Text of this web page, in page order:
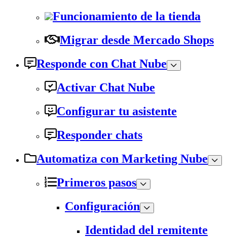
Funcionamiento de la tienda
Migrar desde Mercado Shops
Responde con Chat Nube
Activar Chat Nube
Configurar tu asistente
Responder chats
Automatiza con Marketing Nube
Primeros pasos
Configuración
Identidad del remitente